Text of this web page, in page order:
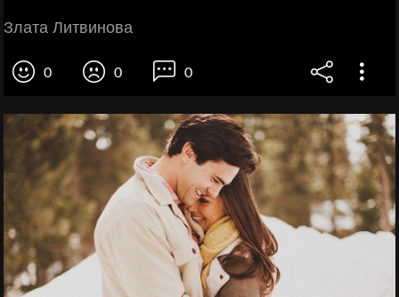
Злата Литвинова
0 0 0